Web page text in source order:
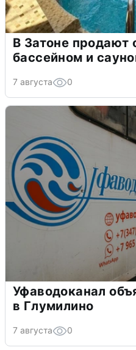
В Затоне продают
бассейном и
7 августа 0
Уфаводоканал
в Глумилино
7 августа 0